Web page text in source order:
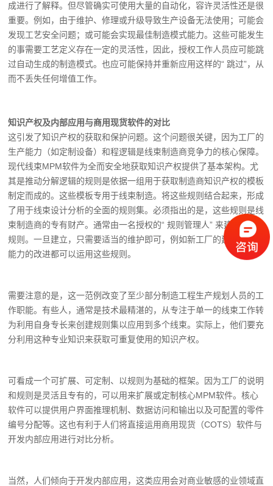
成进行了解释。但尽管确实可使用大量的自动化，容许灵活性还是很
重要。例如，由于维护、修理或升级导致生产设备无法使用；可能会
发现工艺安全问题；或可能会实现最佳制造模式能力。这些可能发生
的事需要工艺定义存在一定的灵活性，因此，授权工作人员应可能跳
过自动生成的制造模式。也应可能保持并重新应用这样的“ 跳过”，从
而不丢失任何增值工作。
知识产权及内部应用与商用现货软件的对比
这引发了知识产权的获取和保护问题。这个问题很关键，因为工厂的
生产能力（如定制设备）和程逻辑是线束制造商竞争力的核心保障。
现代线束MPM软件为全而安全地获取知识产权提供了基本架构。尤
其是推动分解逻辑的规则是依据一组用于获取制造商知识产权的模板
制定而成的。这些模板专用于线束制造。将这些规则结合起来，形成
了用于线束设计分析的全面的规则集。必须指出的是，这些规则是线
束制造商的专有财产。通常由一名授权的“ 规则管理人” 来建立这类
规则。一旦建立，只需要适当的维护即可，例如新工厂的建立或加工
能力的改进都可以运用这些规则。
需要注意的是，这一范例改变了至少部分制造工程生产规划人员的工
作职能。有些人，通常是技术最精湛的，从专注于单一的线束工作转
为利用自身专长来创建规则集以应用到多个线束。实际上，他们要充
分利用这种专业知识来获取可重复使用的知识产权。
可看成一个可扩展、可定制、以规则为基础的框架。因为工厂的说明
和规则是灵活且专有的，可以用来扩展或定制核心MPM软件。核心
软件可以提供用户界面推理机制、数据访问和输出以及可配置的零件
编号分配等。这也有利于人们将直接运用商用现货（COTS）软件与
开发内部应用进行对比分析。
当然，人们倾向于开发内部应用，这类应用会对商业敏感的业领域直